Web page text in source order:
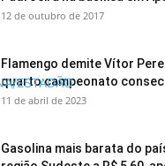
12 de outubro de 2017
Flamengo demite Vítor
quarto campeonato
11 de abril de 2023
Gasolina mais barata do